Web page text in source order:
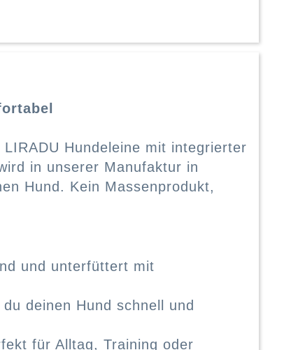
Hundeleine mit integrierter
in unserer Manufaktur in
Hund. Kein Massenprodukt,
und unterfüttert mit
deinen Hund schnell und
für Alltag, Training oder